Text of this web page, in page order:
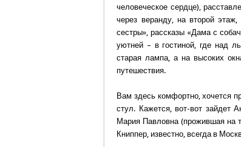
человеческое сердце),
через веранду, на второй
сестры», рассказы «Дама с
уютней – в гостиной, где над
старая лампа, а на высоких
путешествия.
Вам здесь комфортно, хочется
стул. Кажется, вот-вот зайдет
Мария Павловна (прожившая на
Книппер, известно, всегда в